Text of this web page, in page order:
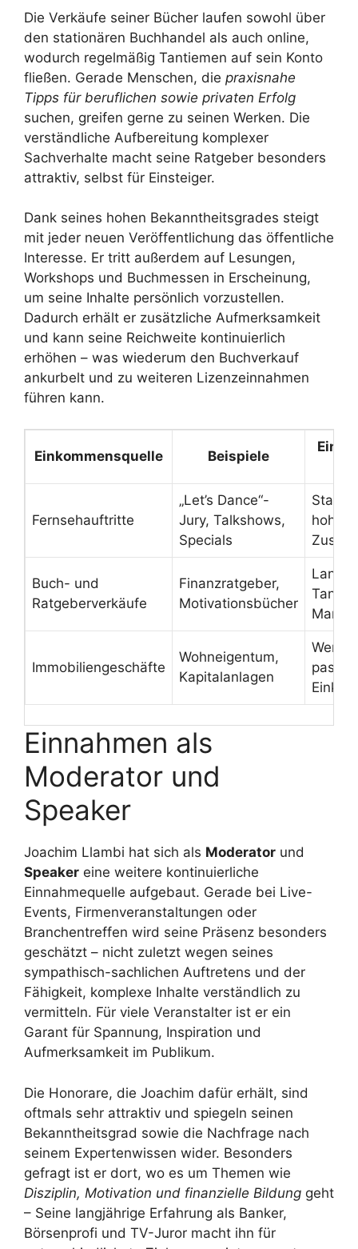
Die Verkäufe seiner Bücher laufen sowohl über
den stationären Buchhandel als auch online,
wodurch regelmäßig Tantiemen auf sein Konto
fließen. Gerade Menschen, die praxisnahe
Tipps für beruflichen sowie privaten Erfolg
suchen, greifen gerne zu seinen Werken. Die
verständliche Aufbereitung komplexer
Sachverhalte macht seine Ratgeber besonders
attraktiv, selbst für Einsteiger.
Dank seines hohen Bekanntheitsgrades steigt
mit jeder neuen Veröffentlichung das öffentliche
Interesse. Er tritt außerdem auf Lesungen,
Workshops und Buchmessen in Erscheinung,
um seine Inhalte persönlich vorzustellen.
Dadurch erhält er zusätzliche Aufmerksamkeit
und kann seine Reichweite kontinuierlich
erhöhen – was wiederum den Buchverkauf
ankurbelt und zu weiteren Lizenzeinnahmen
führen kann.
Einkommensquelle Beispiele
Fernsehauftritte
„Let’s Dance“-
Jury, Talkshows,
Specials
hohes
Buch- und
Ratgeberverkäufe
Finanzratgeber,
Motivationsbücher
Immobiliengeschäfte
Wohneigentum,
Kapitalanlagen
Einnahmen als
Moderator und
Speaker
Joachim Llambi hat sich als Moderator und
Speaker eine weitere kontinuierliche
Einnahmequelle aufgebaut. Gerade bei Live-
Events, Firmenveranstaltungen oder
Branchentreffen wird seine Präsenz besonders
geschätzt – nicht zuletzt wegen seines
sympathisch-sachlichen Auftretens und der
Fähigkeit, komplexe Inhalte verständlich zu
vermitteln. Für viele Veranstalter ist er ein
Garant für Spannung, Inspiration und
Aufmerksamkeit im Publikum.
Die Honorare, die Joachim dafür erhält, sind
oftmals sehr attraktiv und spiegeln seinen
Bekanntheitsgrad sowie die Nachfrage nach
seinem Expertenwissen wider. Besonders
gefragt ist er dort, wo es um Themen wie
Disziplin, Motivation und finanzielle Bildung geht
– Seine langjährige Erfahrung als Banker,
Börsenprofi und TV-Juror macht ihn für